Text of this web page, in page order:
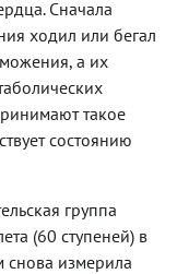
Сначала
ходил или бегал
а их
такое
состоянию
группа
(60 ступеней) в
снова измерила